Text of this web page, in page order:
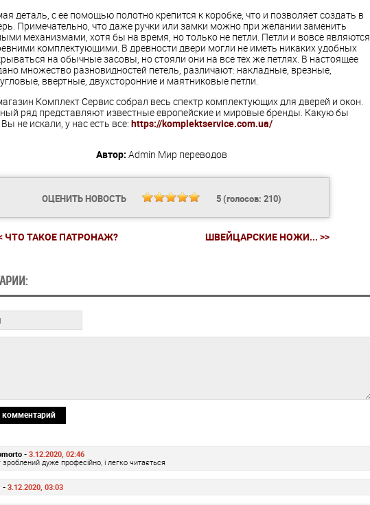
деталь, с ее помощью полотно крепится к коробке, что и позволяет создать в
Примечательно, что даже ручки или замки можно при желании заменить
механизмами, хотя бы на время, но только не петли. Петли и вовсе являются
комплектующими. В древности двери могли не иметь никаких удобных
на обычные засовы, но стояли они на все тех же петлях. В настоящее
множество разновидностей петель, различают: накладные, врезные,
ввертные, двухсторонние и маятниковые петли.
Комплект Сервис собрал весь спектр комплектующих для дверей и окон.
ряд представляют известные европейские и мировые бренды. Какую бы
не искали, у нас есть все: https://komplektservice.com.ua/
Автор: Admin Мир переводов
ОЦЕНИТЬ НОВОСТЬ 5(голосов: 210)
ЧТО ТАКОЕ ПАТРОНАЖ? ШВЕЙЦАРСКИЕ НОЖИ... >>
комментарий
- 3.12.2020, 02:46
зроблений дуже професійно, і легко читається
-3.12.2020, 03:03